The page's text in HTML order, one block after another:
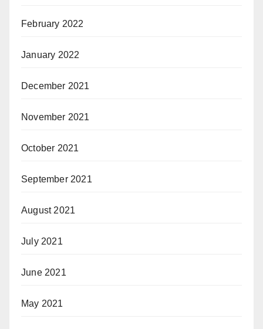
February 2022
January 2022
December 2021
November 2021
October 2021
September 2021
August 2021
July 2021
June 2021
May 2021